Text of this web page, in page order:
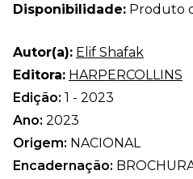
Disponibilidade: Produto
Autor(a): Elif Shafak
Editora: HARPERCOLLINS
Edição: 1 - 2023
Ano: 2023
Origem: NACIONAL
Encadernação: